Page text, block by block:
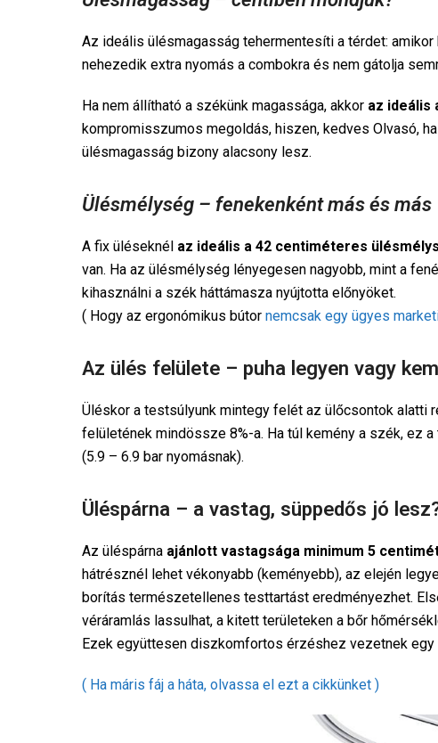
Az ideális ülésmagasság tehermentesíti a térdet:
nehezedik extra nyomás a combokra és nem gátolja
Ha nem állítható a székünk magassága, akkor az ideális
kompromisszumos megoldás, hiszen, kedves Olvasó,
ülésmagasság bizony alacsony lesz.
Ülésmélység – fenekenként más és más
A fix üléseknél az ideális a 42 centiméteres
van. Ha az ülésmélység lényegesen nagyobb, mint a
kihasználni a szék háttámasza nyújtotta előnyöket.
( Hogy az ergonómikus bútor nemcsak egy ügyes
Az ülés felülete – puha legyen vagy
Üléskor a testsúlyunk mintegy felét az ülőcsontok alatti
felületének mindössze 8%-a. Ha túl kemény a szék, ez a
(5.9 – 6.9 bar nyomásnak).
Üléspárna – a vastag, süppedős jó
Az üléspárna ajánlott vastagsága minimum 5
hátrésznél lehet vékonyabb (keményebb), az elején
borítás természetellenes testtartást eredményezhet.
véráramlás lassulhat, a kitett területeken a bőr
Ezek együttesen diszkomfortos érzéshez vezetnek egy
( Ha máris fáj a háta, olvassa el ezt a cikkünket )